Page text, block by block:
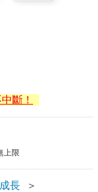
斷！
上限
長
＞